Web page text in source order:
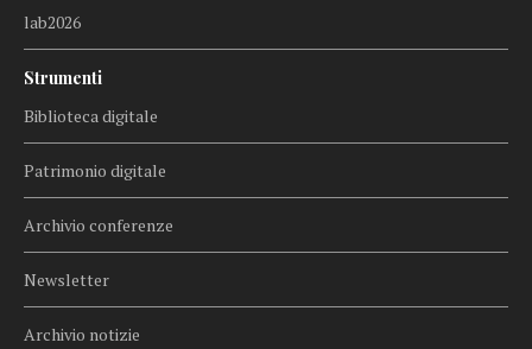
lab2026
Strumenti
Biblioteca digitale
Patrimonio digitale
Archivio conferenze
Newsletter
Archivio notizie